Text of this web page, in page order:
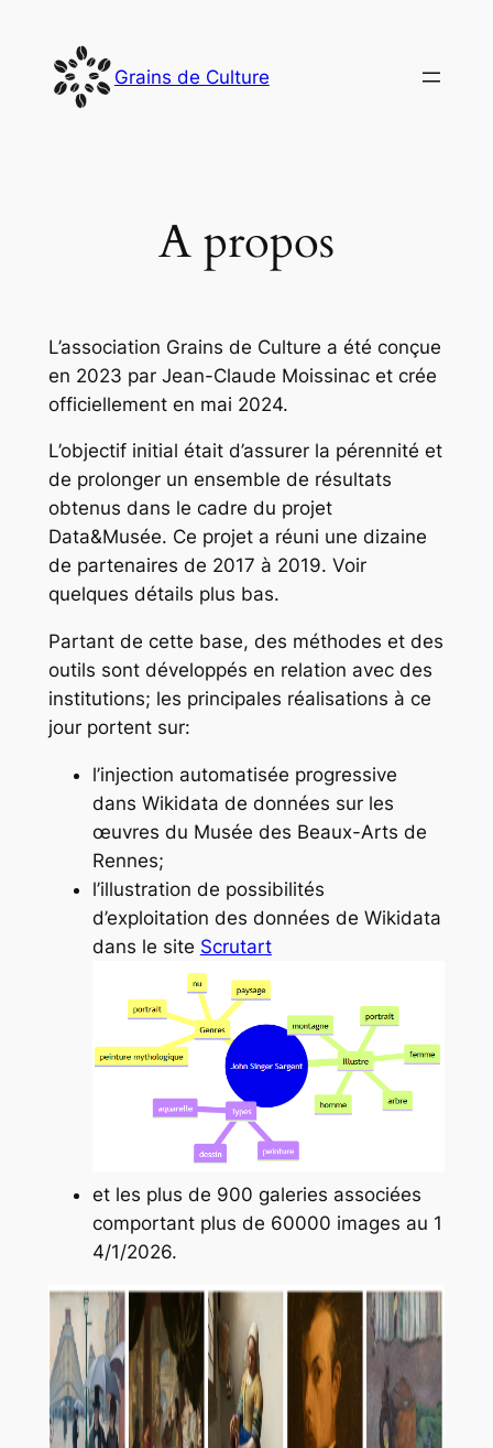
contenu
Grains de Culture
A propos
L’association Grains de Culture a été conçue
en 2023 par Jean-Claude Moissinac et crée
officiellement en mai 2024.
L’objectif initial était d’assurer la pérennité et
de prolonger un ensemble de résultats
obtenus dans le cadre du projet
Data&Musée. Ce projet a réuni une dizaine
de partenaires de 2017 à 2019. Voir
quelques détails plus bas.
Partant de cette base, des méthodes et des
outils sont développés en relation avec des
institutions; les principales réalisations à ce
jour portent sur:
l’injection automatisée progressive
dans Wikidata de données sur les
œuvres du Musée des Beaux-Arts de
Rennes;
l’illustration de possibilités
d’exploitation des données de Wikidata
dans le site Scrutart
et les plus de ​900 galeries associées
comportant plus de ​6​0000 images au ​1​
4/1/202​6.